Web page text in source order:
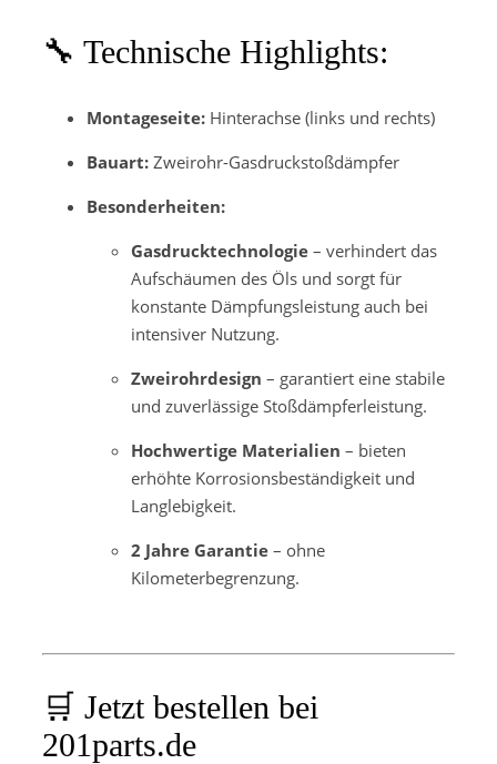
🔧 Technische Highlights:
Montageseite: Hinterachse (links und rechts)
Bauart: Zweirohr-Gasdruckstoßdämpfer
Besonderheiten:
Gasdrucktechnologie – verhindert das
Aufschäumen des Öls und sorgt für
konstante Dämpfungsleistung auch bei
intensiver Nutzung.
Zweirohrdesign – garantiert eine stabile
und zuverlässige Stoßdämpferleistung.
Hochwertige Materialien – bieten
erhöhte Korrosionsbeständigkeit und
Langlebigkeit.
2 Jahre Garantie – ohne
Kilometerbegrenzung.
🛒 Jetzt bestellen bei
201parts.de